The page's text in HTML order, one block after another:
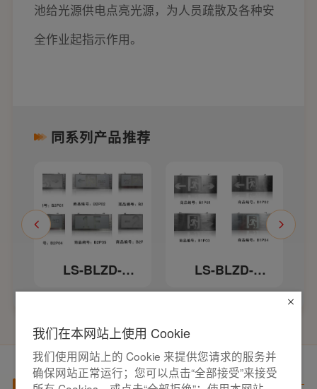
池给光源供电点亮光源，为人员疏散及各种安
全作业起指示作用。
同系列产品推荐
LS-BLZD-
1LROEI2W-B2型
（单面）
LS-BLZD-
1LROEI2W-B1型
产品百科
我们在本网站上使用 Cookie
我们使用网站上的 Cookie 来提供您请求的服务并
确保网站正常运行；您可以点击“全部接受”来接受